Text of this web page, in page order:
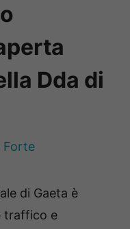
Dda di
Forte
di Gaeta è
traffico e